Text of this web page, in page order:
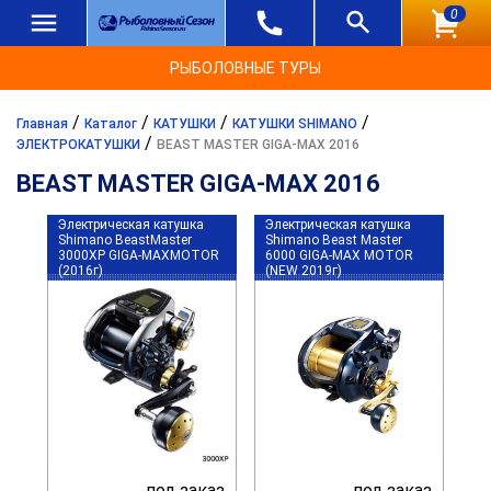
0
РЫБОЛОВНЫЕ ТУРЫ
Главная / Каталог / КАТУШКИ / КАТУШКИ SHIMANO /
ЭЛЕКТРОКАТУШКИ / BEAST MASTER GIGA-MAX 2016
BEAST MASTER GIGA-MAX 2016
Электрическая катушка
Shimano BeastMaster
3000XP GIGA-MAXMOTOR
(2016г)
Электрическая катушка
Shimano Beast Master
6000 GIGA-MAX MOTOR
(NEW 2019г)